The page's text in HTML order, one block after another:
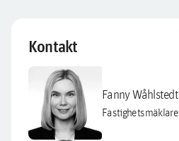
Kontakt
Fanny Wåhlstedt
Fastighetsmäklare